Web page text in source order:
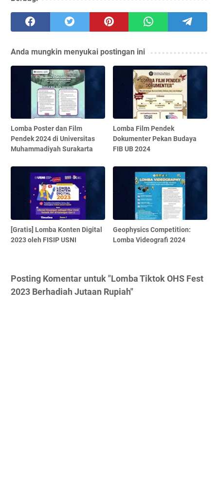
Anda mungkin menyukai postingan ini
Lomba Poster dan Film
Pendek 2024 di Universitas
Muhammadiyah Surakarta
Lomba Film Pendek
Dokumenter Pekan Budaya
FIB UB 2024
[Gratis] Lomba Konten Digital
2023 oleh FISIP USNI
Geophysics Competition:
Lomba Videografi 2024
Posting Komentar untuk "Lomba Tiktok OHS Fest
2023 Berhadiah Jutaan Rupiah"